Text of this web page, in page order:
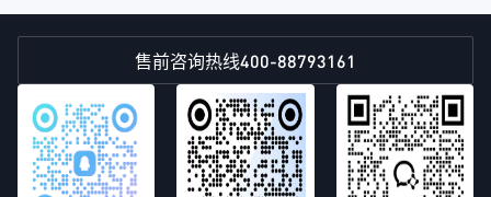
售前咨询热线400-88793161